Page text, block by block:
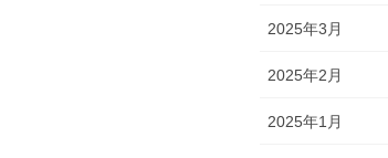
2025年3月
2025年2月
2025年1月